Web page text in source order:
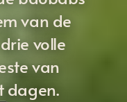
van de
volle
van
dagen.